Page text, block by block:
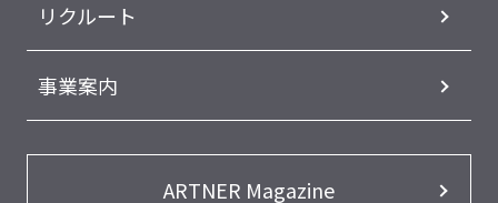
リクルート
事業案内
ARTNER Magazine